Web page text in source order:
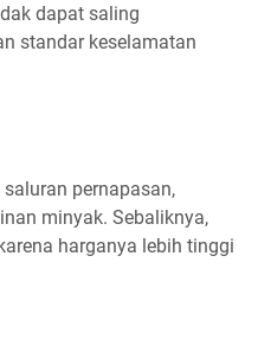
dapat saling
standar keselamatan
pernapasan,
minyak. Sebaliknya,
harganya lebih tinggi